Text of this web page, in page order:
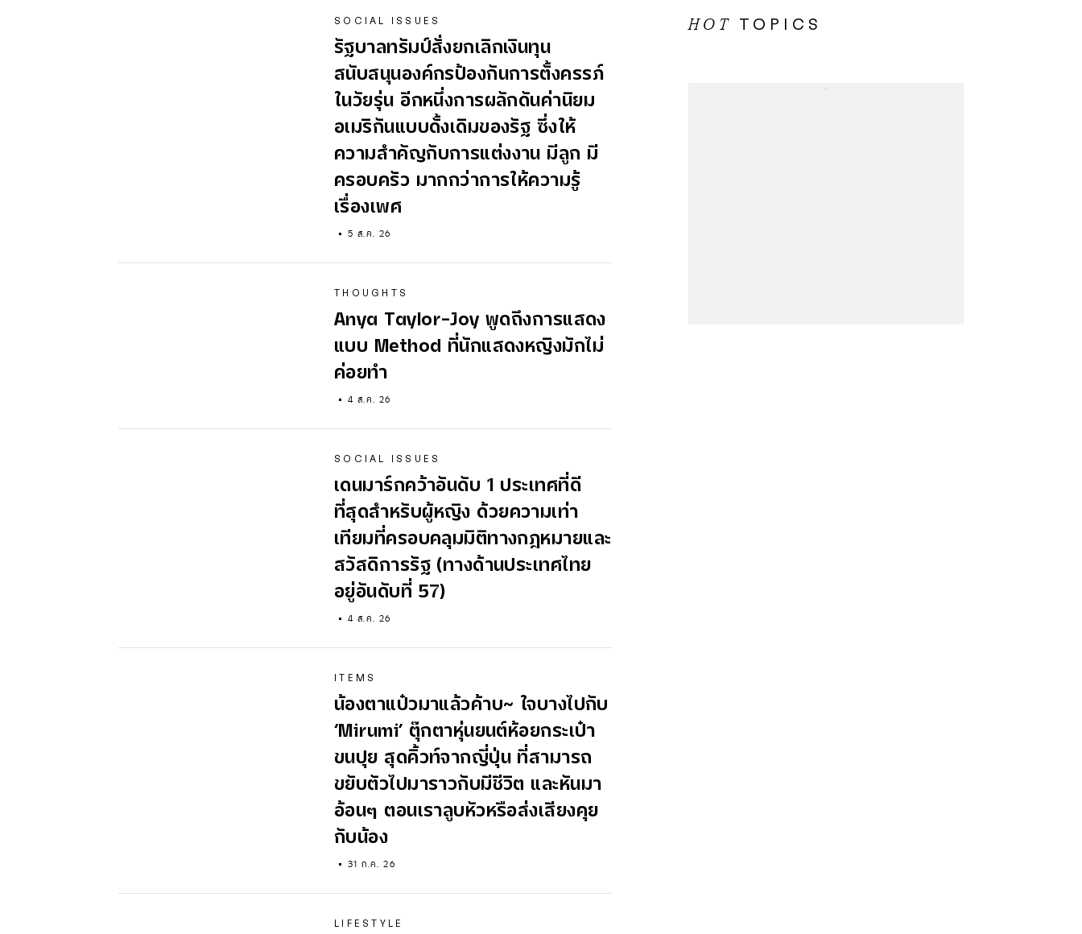
SOCIAL ISSUES
รัฐบาลทรัมป์สั่งยกเลิกเงินทุน
สนับสนุนองค์กรป้องกันการตั้งครรภ์
ในวัยรุ่น อีกหนึ่งการผลักดันค่านิยม
อเมริกันแบบดั้งเดิมของรัฐ ซึ่งให้
ความสำคัญกับการแต่งงาน มีลูก มี
ครอบครัว มากกว่าการให้ความรู้
เรื่องเพศ
5 ส.ค. 26
THOUGHTS
Anya Taylor-Joy พูดถึงการแสดง
แบบ Method ที่นักแสดงหญิงมักไม่
ค่อยทำ
4 ส.ค. 26
SOCIAL ISSUES
เดนมาร์กคว้าอันดับ 1 ประเทศที่ดี
ที่สุดสำหรับผู้หญิง ด้วยความเท่า
เทียมที่ครอบคลุมมิติทางกฎหมายและ
สวัสดิการรัฐ (ทางด้านประเทศไทย
อยู่อันดับที่ 57)
4 ส.ค. 26
ITEMS
น้องตาแป๋วมาแล้วค้าบ~ ใจบางไปกับ
‘Mirumi’ ตุ๊กตาหุ่นยนต์ห้อยกระเป๋า
ขนปุย สุดคิ้วท์จากญี่ปุ่น ที่สามารถ
ขยับตัวไปมาราวกับมีชีวิต และหันมา
อ้อนๆ ตอนเราลูบหัวหรือส่งเสียงคุย
กับน้อง
31 ก.ค. 26
LIFESTYLE
HOT TOPICS